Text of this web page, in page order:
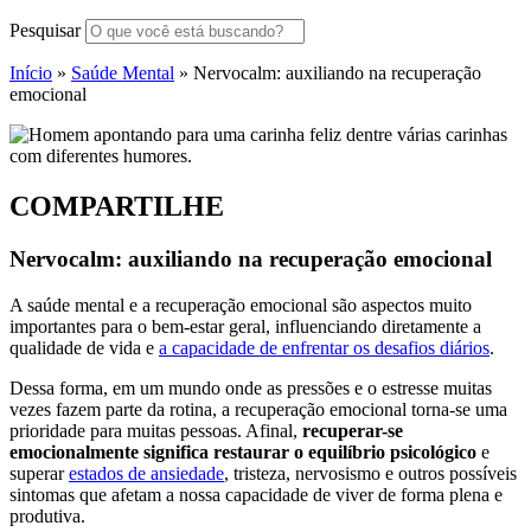
Pesquisar
Início » Saúde Mental » Nervocalm: auxiliando na recuperação
emocional
COMPARTILHE
Nervocalm: auxiliando na recuperação emocional
A saúde mental e a recuperação emocional são aspectos muito
importantes para o bem-estar geral, influenciando diretamente a
qualidade de vida e a capacidade de enfrentar os desafios diários.
Dessa forma, em um mundo onde as pressões e o estresse muitas
vezes fazem parte da rotina, a recuperação emocional torna-se uma
prioridade para muitas pessoas. Afinal, recuperar-se
emocionalmente significa restaurar o equilíbrio psicológico e
superarestados de ansiedade, tristeza, nervosismo e outros possíveis
sintomas que afetam a nossa capacidade de viver de forma plena e
produtiva.